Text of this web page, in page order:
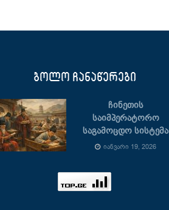
ბოლო ჩანაწერები
ჩინეთის
საიმპერატორო
საგამოცდო სისტემა
ᲘᲐᲜᲕᲐᲠᲘ 19, 2026